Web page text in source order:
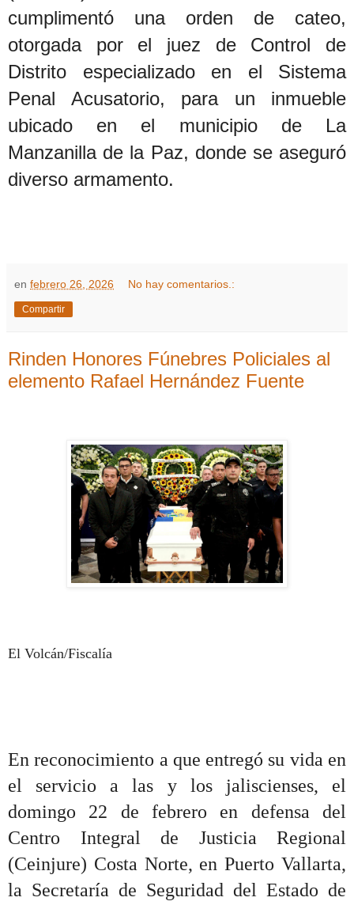
cumplimentó una orden de cateo,
otorgada por el juez de Control de
Distrito especializado en el Sistema
Penal Acusatorio, para un inmueble
ubicado en el municipio de La
Manzanilla de la Paz, donde se aseguró
diverso armamento.
en febrero 26, 2026 No hay comentarios.:
Compartir
Rinden Honores Fúnebres Policiales al
elemento Rafael Hernández Fuente
El Volcán/Fiscalía
En reconocimiento a que entregó su vida en
el servicio a las y los jaliscienses, el
domingo 22 de febrero en defensa del
Centro Integral de Justicia Regional
(Ceinjure) Costa Norte, en Puerto Vallarta,
la Secretaría de Seguridad del Estado de